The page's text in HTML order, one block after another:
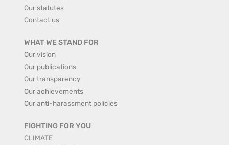
Our statutes
Contact us
WHAT WE STAND FOR
Our vision
Our publications
Our transparency
Our achievements
Our anti-harassment policies
FIGHTING FOR YOU
CLIMATE